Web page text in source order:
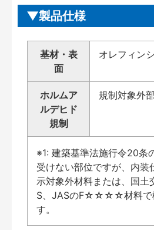
製品仕様
基材・表
面
オレフィン
ホルムア
ルデヒド
規制
規制対象外
※1: 建築基準法施行令20条
受けない部位ですが、内装
示対象外材料または、国土
S、JASのF☆☆☆☆材料で
す。